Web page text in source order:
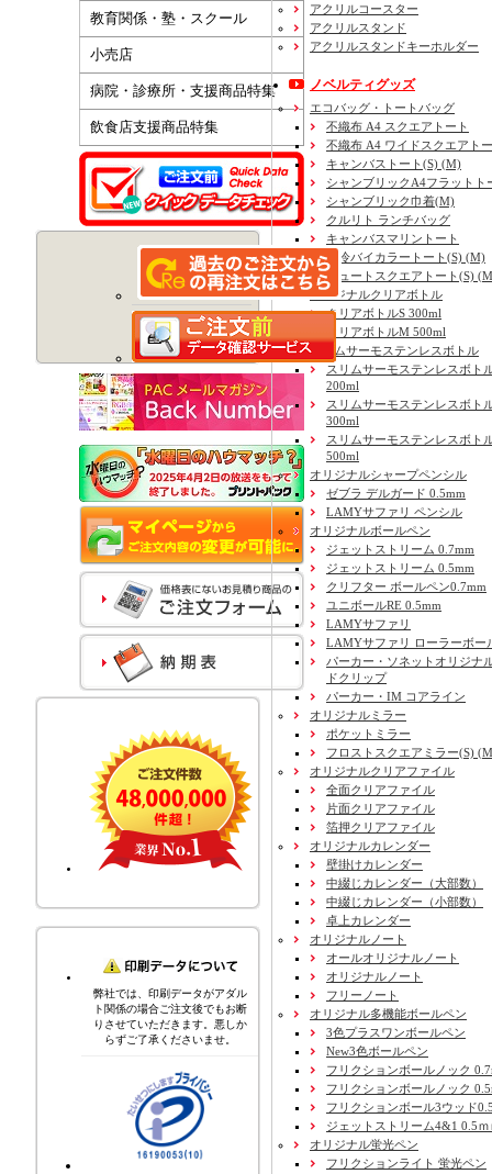
教育関係・塾・スクール
小売店
病院・診療所・支援商品特集
飲食店支援商品特集
弊社では、印刷データがアダル
ト関係の場合ご注文後でもお断
りさせていただきます。悪しか
らずご了承くださいませ。
アクリルコースター
アクリルスタンド
アクリルスタンドキーホルダー
ノベルティグッズ
エコバッグ・トートバッグ
不織布 A4 スクエアトート
不織布 A4 ワイドスクエアト
キャンバストート(S) (M)
シャンブリックA4フラットト
シャンブリック巾着(M)
クルリト ランチバッグ
キャンバスマリントート
保冷バイカラートート(S) (M)
ジュートスクエアトート(S)
オリジナルクリアボトル
クリアボトルS 300ml
クリアボトルM 500ml
スリムサーモステンレスボトル
スリムサーモステンレスボト
200ml
スリムサーモステンレスボト
300ml
スリムサーモステンレスボト
500ml
オリジナルシャープペンシル
ゼブラ デルガード 0.5mm
LAMYサファリ ペンシル
オリジナルボールペン
ジェットストリーム 0.7mm
ジェットストリーム 0.5mm
クリフター ボールペン0.7mm
ユニボールRE 0.5mm
LAMYサファリ
LAMYサファリ ローラーボー
パーカー・ソネットオリジナ
ドクリップ
パーカー・IM コアライン
オリジナルミラー
ポケットミラー
フロストスクエアミラー(S)
オリジナルクリアファイル
全面クリアファイル
片面クリアファイル
箔押クリアファイル
オリジナルカレンダー
壁掛けカレンダー
中綴じカレンダー（大部数）
中綴じカレンダー（小部数）
卓上カレンダー
オリジナルノート
オールオリジナルノート
オリジナルノート
フリーノート
オリジナル多機能ボールペン
3色プラスワンボールペン
New3色ボールペン
フリクションボールノック
フリクションボールノック
フリクションボール3ウッド
ジェットストリーム4&1 0.5ｍ
オリジナル蛍光ペン
フリクションライト 蛍光ペン